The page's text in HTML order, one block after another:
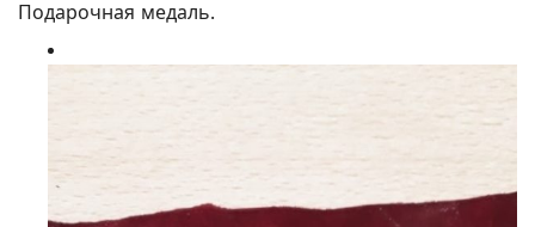
Подарочная медаль.